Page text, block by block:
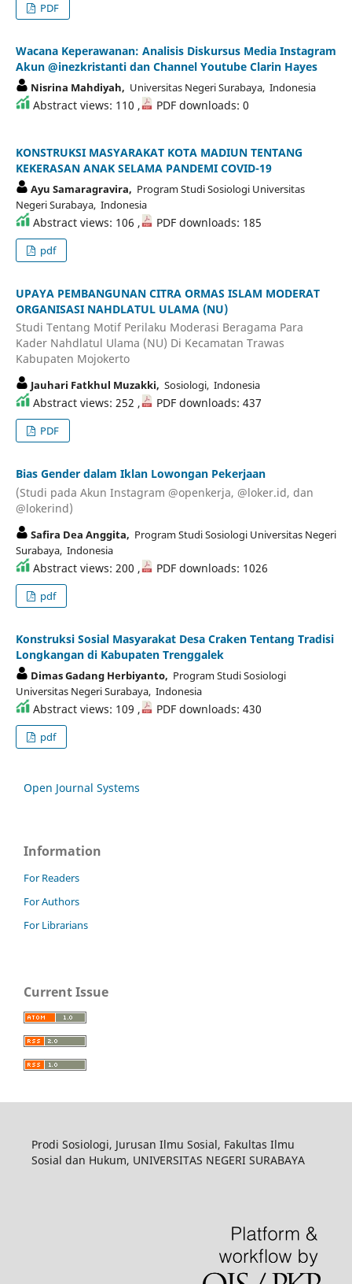
PDF
Wacana Keperawanan: Analisis Diskursus Media Instagram
Akun @inezkristanti dan Channel Youtube Clarin Hayes
Nisrina Mahdiyah, Universitas Negeri Surabaya, Indonesia
Abstract views: 110 , PDF downloads: 0
KONSTRUKSI MASYARAKAT KOTA MADIUN TENTANG
KEKERASAN ANAK SELAMA PANDEMI COVID-19
Ayu Samaragravira, Program Studi Sosiologi Universitas
Negeri Surabaya, Indonesia
Abstract views: 106 , PDF downloads: 185
pdf
UPAYA PEMBANGUNAN CITRA ORMAS ISLAM MODERAT
ORGANISASI NAHDLATUL ULAMA (NU)
Studi Tentang Motif Perilaku Moderasi Beragama Para
Kader Nahdlatul Ulama (NU) Di Kecamatan Trawas
Kabupaten Mojokerto
Jauhari Fatkhul Muzakki, Sosiologi, Indonesia
Abstract views: 252 , PDF downloads: 437
PDF
Bias Gender dalam Iklan Lowongan Pekerjaan
(Studi pada Akun Instagram @openkerja, @loker.id, dan
@lokerind)
Safira Dea Anggita, Program Studi Sosiologi Universitas Negeri
Surabaya, Indonesia
Abstract views: 200 , PDF downloads: 1026
pdf
Konstruksi Sosial Masyarakat Desa Craken Tentang Tradisi
Longkangan di Kabupaten Trenggalek
Dimas Gadang Herbiyanto, Program Studi Sosiologi
Universitas Negeri Surabaya, Indonesia
Abstract views: 109 , PDF downloads: 430
pdf
Open Journal Systems
Information
For Readers
For Authors
For Librarians
Current Issue
Prodi Sosiologi, Jurusan Ilmu Sosial, Fakultas Ilmu
Sosial dan Hukum, UNIVERSITAS NEGERI SURABAYA